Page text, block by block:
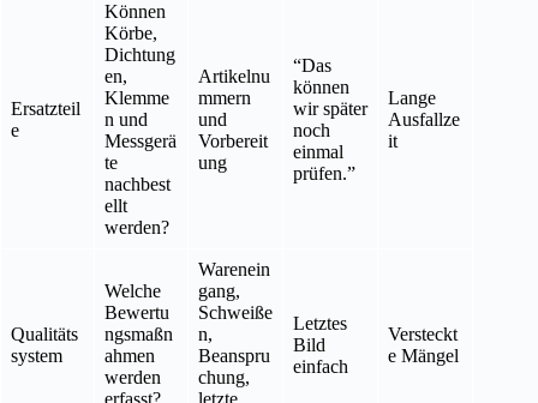
Ersatzteil
e
Können
Körbe,
Dichtung
en,
Klemme
n und
Messgerä
te
nachbest
ellt
werden?
Artikelnu
mmern
und
Vorbereit
ung
“Das
können
wir später
noch
einmal
prüfen.”
Lange
Ausfallze
it
Qualitäts
system
Welche
Bewertu
ngsmaßn
ahmen
werden
Warenein
gang,
Schweiße
n,
Beanspru
chung,
Letztes
Bild
einfach
Versteckt
e Mängel